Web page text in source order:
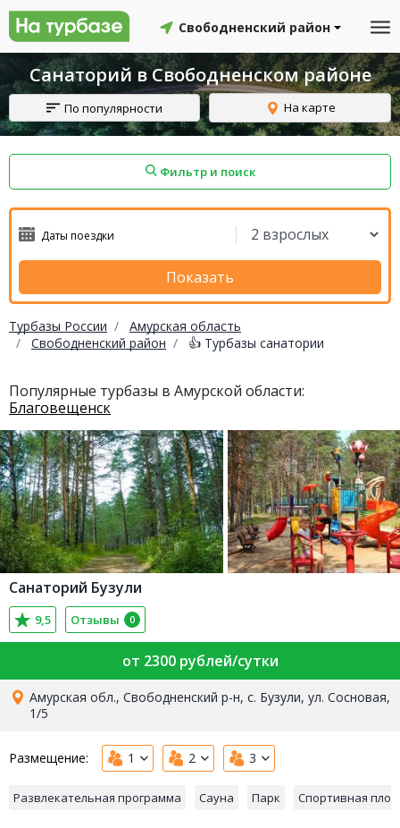
Свободненский район
Санаторий в Свободненском районе
По популярности На карте
Фильтр и поиск
Показать
Турбазы России
Амурская область
Свободненский район
👍 Турбазы санатории
Популярные турбазы в Амурской области:
Благовещенск
Санаторий Бузули
9,5 Отзывы 0
от 2300 рублей/сутки
Амурская обл., Свободненский р-н, с. Бузули, ул. Сосновая,
1/5
Размещение: 1 2 3
Развлекательная программа Сауна Парк Спортивная
Смоленский район Топчихинский район
Северодвинск Устьянский район